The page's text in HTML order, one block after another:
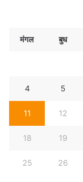
मंगल बुध
4 5
11 12
18 19
25 26